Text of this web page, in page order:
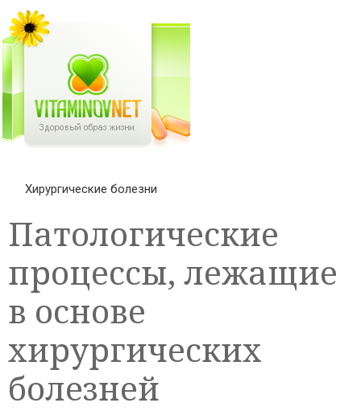
Хирургические болезни
Патологические
процессы, лежащие
в основе
хирургических
болезней